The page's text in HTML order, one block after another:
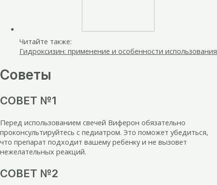
Читайте также:
Гидроксизин: применение и особенности использования
Советы
СОВЕТ №1
Перед использованием свечей Виферон обязательно
проконсультируйтесь с педиатром. Это поможет убедиться,
что препарат подходит вашему ребенку и не вызовет
нежелательных реакций.
СОВЕТ №2